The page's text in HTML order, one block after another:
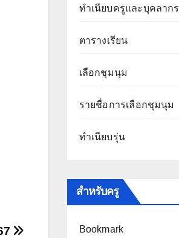
ทำเนียบครูและบุคลากร
ตารางเรียน
เลือกชุมนุม
รายชื่อการเลือกชุมนุม
ทำเนียบรุ่น
สำหรับครู
Bookmark